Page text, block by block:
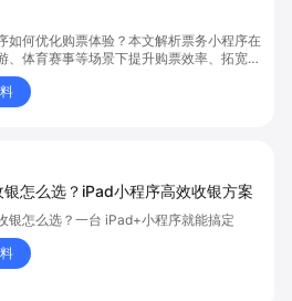
如何优化购票体验？本文解析票务小程序在
、体育赛事等场景下提升购票效率、拓宽销
现会员精准营销的具体方式。关键词包括
”、“购票体验”、“购票效率”。
银怎么选？iPad小程序高效收银方案
银怎么选？一台 iPad+小程序就能搞定